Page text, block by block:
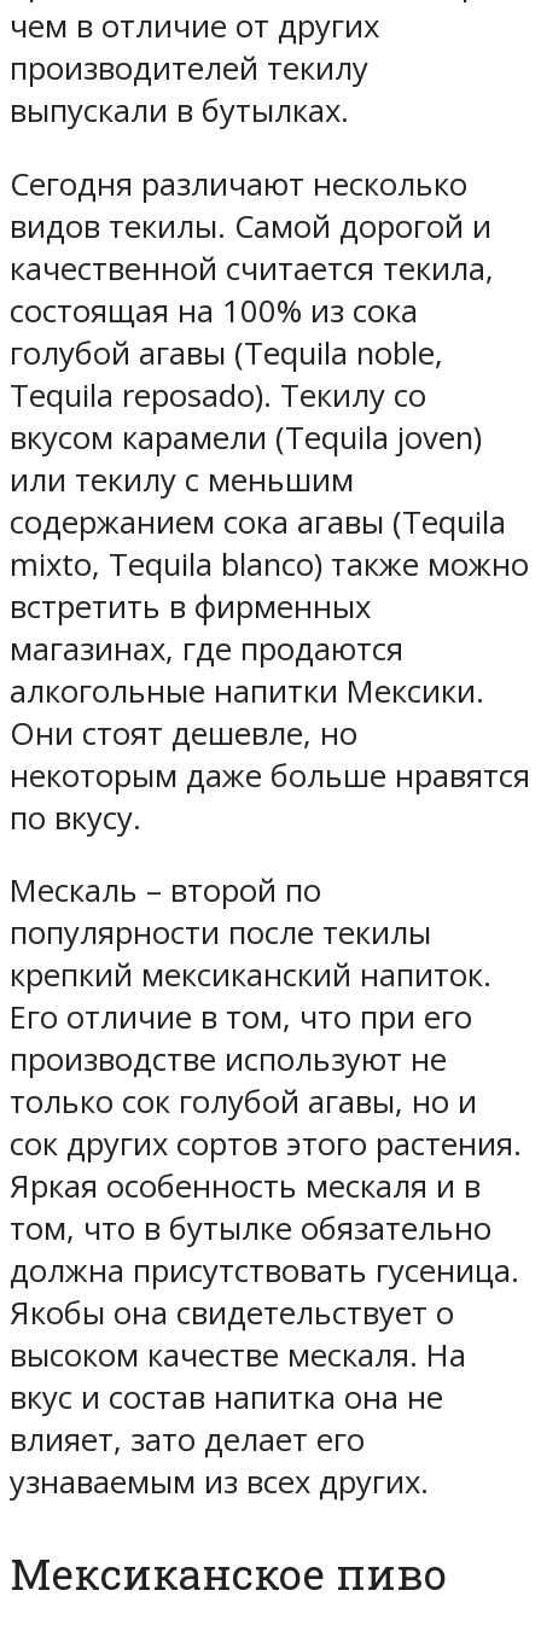
чем в отличие от других
производителей текилу
выпускали в бутылках.
Сегодня различают несколько
видов текилы. Самой дорогой и
качественной считается текила,
состоящая на 100% из сока
голубой агавы (Tequila noble,
Tequila reposado). Текилу со
вкусом карамели (Tequila joven)
или текилу с меньшим
содержанием сока агавы (Tequila
mixto, Tequila blanco) также можно
встретить в фирменных
магазинах, где продаются
алкогольные напитки Мексики.
Они стоят дешевле, но
некоторым даже больше нравятся
по вкусу.
Мескаль – второй по
популярности после текилы
крепкий мексиканский напиток.
Его отличие в том, что при его
производстве используют не
только сок голубой агавы, но и
сок других сортов этого растения.
Яркая особенность мескаля и в
том, что в бутылке обязательно
должна присутствовать гусеница.
Якобы она свидетельствует о
высоком качестве мескаля. На
вкус и состав напитка она не
влияет, зато делает его
узнаваемым из всех других.
Мексиканское пиво